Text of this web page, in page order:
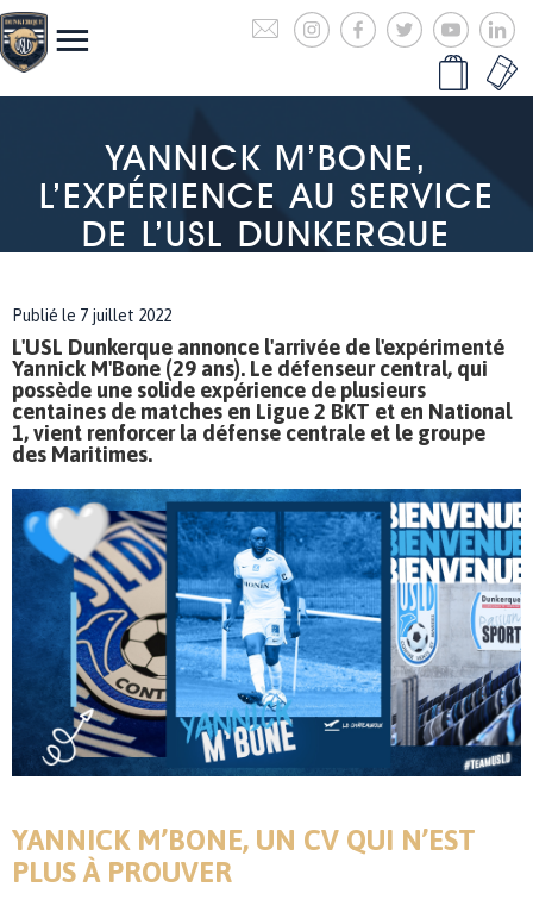
YANNICK M’BONE,
L’EXPÉRIENCE AU SERVICE
DE L’USL DUNKERQUE
Publié le 7 juillet 2022
L'USL Dunkerque annonce l'arrivée de l'expérimenté
Yannick M'Bone (29 ans). Le défenseur central, qui
possède une solide expérience de plusieurs
centaines de matches en Ligue 2 BKT et en National
1, vient renforcer la défense centrale et le groupe
des Maritimes.
YANNICK M’BONE, UN CV QUI N’EST
PLUS À PROUVER